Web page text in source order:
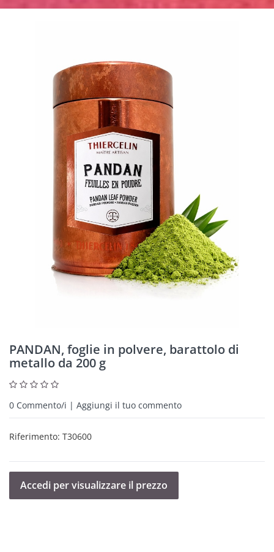
PANDAN, foglie in polvere, barattolo di
metallo da 200 g
0 Commento/i | Aggiungi il tuo commento
Riferimento: T30600
Accedi per visualizzare il prezzo